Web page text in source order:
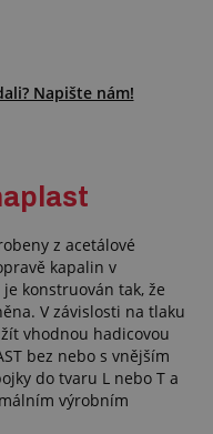
Napište nám!
z acetálové
kapalin v
konstruován tak, že
V závislosti na tlaku
vhodnou hadicovou
bez nebo s vnějším
do tvaru L nebo T a
výrobním